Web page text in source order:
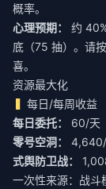
概率。
心理预期：
约
底（75 抽）。请
喜。
资源最大化
每日/每周收益
每日委托：
60/天
零号空洞：
4,640/
式舆防卫战：
一次性来源：战斗